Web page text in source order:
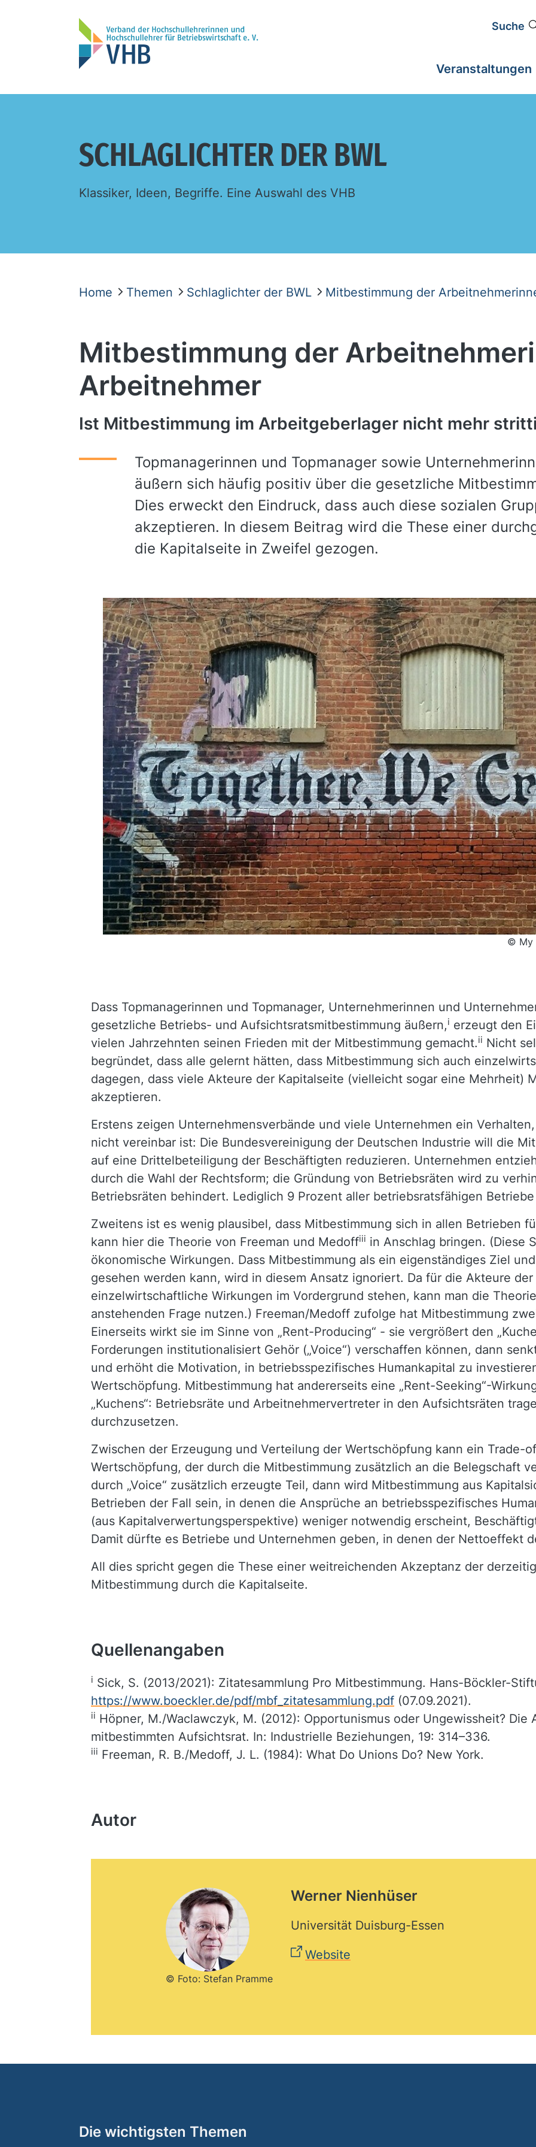
Suche
Veranstaltungen
SCHLAGLICHTER DER BWL
Klassiker, Ideen, Begriffe. Eine Auswahl des VHB
Home Themen Schlaglichter der BWL Mitbestimmung der
Mitbestimmung der
Arbeitnehmer
Ist Mitbestimmung im Arbeitgeberlager nicht mehr
Topmanagerinnen und Topmanager sowie
äußern sich häufig positiv über die gesetzliche
Dies erweckt den Eindruck, dass auch diese sozialen
akzeptieren. In diesem Beitrag wird die These einer
die Kapitalseite in Zweifel gezogen.
© My
Dass Topmanagerinnen und Topmanager, Unternehmerinnen und
gesetzliche Betriebs- und Aufsichtsratsmitbestimmung äußern,i erzeugt den
vielen Jahrzehnten seinen Frieden mit der Mitbestimmung gemacht.ii Nicht
begründet, dass alle gelernt hätten, dass Mitbestimmung sich auch
dagegen, dass viele Akteure der Kapitalseite (vielleicht sogar eine Mehrheit)
akzeptieren.
Erstens zeigen Unternehmensverbände und viele Unternehmen ein
nicht vereinbar ist: Die Bundesvereinigung der Deutschen Industrie will die
auf eine Drittelbeteiligung der Beschäftigten reduzieren. Unternehmen
durch die Wahl der Rechtsform; die Gründung von Betriebsräten wird zu
Betriebsräten behindert. Lediglich 9 Prozent aller betriebsratsfähigen
Zweitens ist es wenig plausibel, dass Mitbestimmung sich in allen Betrieben
kann hier die Theorie von Freeman und Medoffiii in Anschlag bringen. (Diese
ökonomische Wirkungen. Dass Mitbestimmung als ein eigenständiges Ziel
gesehen werden kann, wird in diesem Ansatz ignoriert. Da für die Akteure der
einzelwirtschaftliche Wirkungen im Vordergrund stehen, kann man die
anstehenden Frage nutzen.) Freeman/Medoff zufolge hat Mitbestimmung
Einerseits wirkt sie im Sinne von „Rent-Producing“ - sie vergrößert den
Forderungen institutionalisiert Gehör („Voice“) verschaffen können, dann
und erhöht die Motivation, in betriebsspezifisches Humankapital zu
Wertschöpfung. Mitbestimmung hat andererseits eine „Rent-Seeking“-
„Kuchens“: Betriebsräte und Arbeitnehmervertreter in den Aufsichtsräten
durchzusetzen.
Zwischen der Erzeugung und Verteilung der Wertschöpfung kann ein Trade-
Wertschöpfung, der durch die Mitbestimmung zusätzlich an die Belegschaft
durch „Voice“ zusätzlich erzeugte Teil, dann wird Mitbestimmung aus
Betrieben der Fall sein, in denen die Ansprüche an betriebsspezifisches
(aus Kapitalverwertungsperspektive) weniger notwendig erscheint,
Damit dürfte es Betriebe und Unternehmen geben, in denen der Nettoeffekt
All dies spricht gegen die These einer weitreichenden Akzeptanz der
Mitbestimmung durch die Kapitalseite.
Quellenangaben
i Sick, S. (2013/2021): Zitatesammlung Pro Mitbestimmung. Hans-Böckler-
https://www.boeckler.de/pdf/mbf_zitatesammlung.pdf (07.09.2021).
ii Höpner, M./Waclawczyk, M. (2012): Opportunismus oder Ungewissheit? Die
mitbestimmten Aufsichtsrat. In: Industrielle Beziehungen, 19: 314–336.
iii Freeman, R. B./Medoff, J. L. (1984): What Do Unions Do? New York.
Autor
© Foto: Stefan Pramme
Werner Nienhüser
Universität Duisburg-Essen
Website
Die wichtigsten Themen